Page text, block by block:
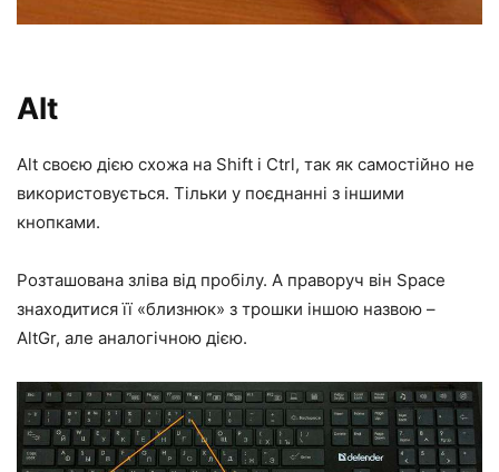
Alt
Alt своєю дією схожа на Shift і Ctrl, так як самостійно не
використовується. Тільки у поєднанні з іншими
кнопками.
Розташована зліва від пробілу. А праворуч він Space
знаходитися її «близнюк» з трошки іншою назвою –
AltGr, але аналогічною дією.